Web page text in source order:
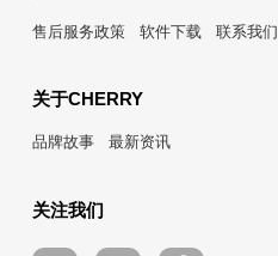
售后服务政策 软件下载 联系我们
关于CHERRY
品牌故事 最新资讯
关注我们